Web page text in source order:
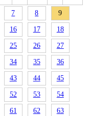
7 8 9
16 17 18
25 26 27
34 35 36
43 44 45
52 53 54
61 62 63